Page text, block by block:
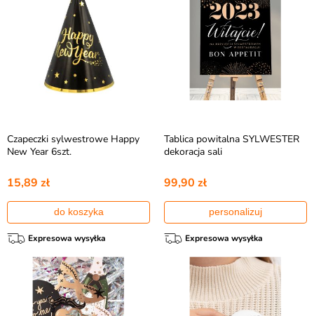
Czapeczki sylwestrowe Happy
New Year 6szt.
15,89 zł
do koszyka
Expresowa wysyłka
Tablica powitalna SYLWESTER
dekoracja sali
99,90 zł
personalizuj
Expresowa wysyłka